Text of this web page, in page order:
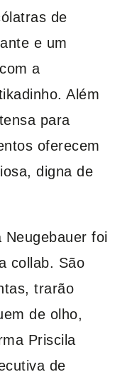
de
e um
a
Além
para
oferecem
digna de
Neugebauer foi
collab. São
trarão
de olho,
Priscila
de